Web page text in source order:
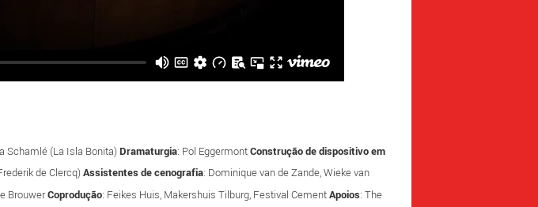
Schamlé (La Isla Bonita)Dramaturgia: Pol EggermontConstrução de dispositivo em
de Clercq)Assistentes de cenografia: Dominique van de Zande, Wieke van
BrouwerCoprodução: Feikes Huis, Makershuis Tilburg, Festival CementApoios: The